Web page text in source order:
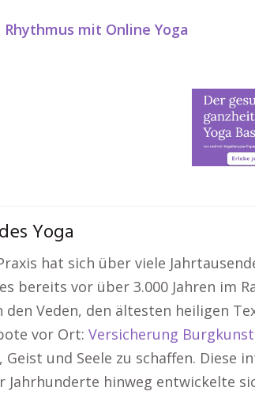
Rhythmus mit Online Yoga
Yoga
hat sich über viele
bereits vor über 3.000 Jahren im
Veden, den ältesten heiligen
vor Ort: Versicherung
Geist und Seele zu schaffen. Diese
Jahrhunderte hinweg entwickelte